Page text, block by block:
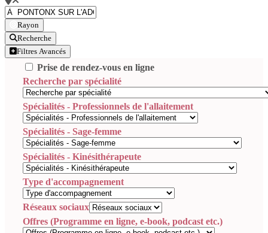
Rayon
Recherche
Filtres Avancés
Prise de rendez-vous en ligne
Recherche par spécialité
Spécialités - Professionnels de l'allaitement
Spécialités - Sage-femme
Spécialités - Kinésithérapeute
Type d'accompagnement
Réseaux sociaux
Offres (Programme en ligne, e-book, podcast etc.)